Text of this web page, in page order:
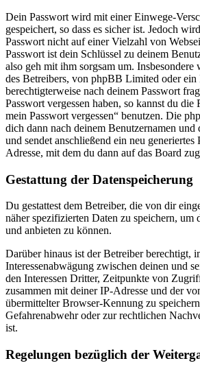
Dein Passwort wird mit einer Einwege-
gespeichert, so dass es sicher ist. Jedoch
Passwort nicht auf einer Vielzahl von
Passwort ist dein Schlüssel zu deinem
also geh mit ihm sorgsam um.
des Betreibers, von phpBB Limited oder ein
berechtigterweise nach deinem Passwort
Passwort vergessen haben, so kannst du die
mein Passwort vergessen“ benutzen. Die
dich dann nach deinem Benutzernamen
und sendet anschließend ein neu generiertes
Adresse, mit dem du dann auf das Board
Gestattung der Datenspeicherung
Du gestattest dem Betreiber, die von dir
näher spezifizierten Daten zu speichern, um
und anbieten zu können.
Darüber hinaus ist der Betreiber berechtigt,
Interessenabwägung zwischen deinen und
den Interessen Dritter, Zeitpunkte von
zusammen mit deiner IP-Adresse und der
übermittelter Browser-Kennung zu
Gefahrenabwehr oder zur rechtlichen
ist.
Regelungen bezüglich der